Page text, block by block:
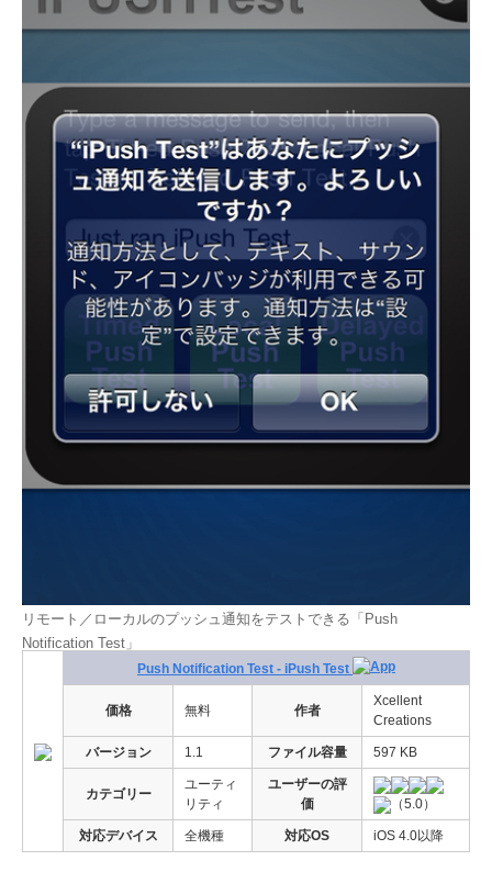
リモート／ローカルのプッシュ通知をテストできる「Push
Notification Test」
Push Notification Test - iPush Test
価格 無料 作者
Xcellent
Creations
バージョン 1.1 ファイル容量 597 KB
カテゴリー
ユーティ
リティ
ユーザーの評
価
（5.0）
対応デバイス 全機種 対応OS iOS 4.0以降